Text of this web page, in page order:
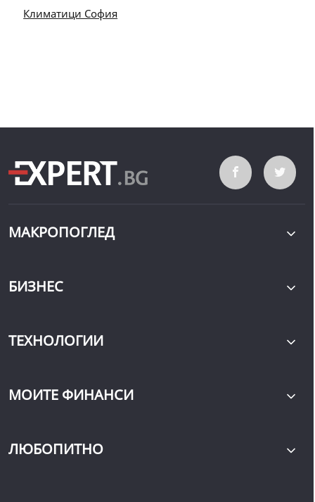
Климатици София
МАКРОПОГЛЕД
БИЗНЕС
ТЕХНОЛОГИИ
МОИТЕ ФИНАНСИ
ЛЮБОПИТНО